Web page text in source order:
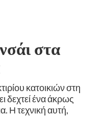
στα
κατοικιών στη
δεχτεί ένα άκρως
Η τεχνική αυτή,